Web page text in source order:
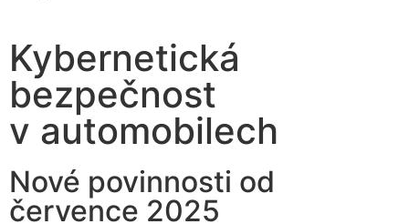
Kybernetická
bezpečnost
v automobilech
Nové povinnosti od
července 2025